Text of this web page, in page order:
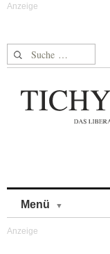
Suche nach:
Menü